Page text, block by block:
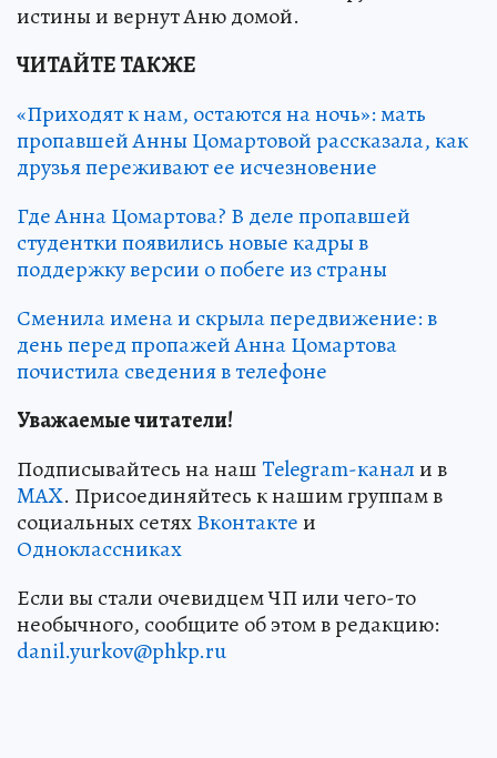
истины и вернут Аню домой.
ЧИТАЙТЕ ТАКЖЕ
«Приходят к нам, остаются на ночь»: мать
пропавшей Анны Цомартовой рассказала, как
друзья переживают ее исчезновение
Где Анна Цомартова? В деле пропавшей
студентки появились новые кадры в
поддержку версии о побеге из страны
Сменила имена и скрыла передвижение: в
день перед пропажей Анна Цомартова
почистила сведения в телефоне
Уважаемые читатели!
Подписывайтесь на нашTelegram-канали в
MAX. Присоединяйтесь к нашим группам в
социальных сетяхВконтактеи
Одноклассниках
Если вы стали очевидцем ЧП или чего-то
необычного, сообщите об этом в редакцию:
danil.yurkov@phkp.ru